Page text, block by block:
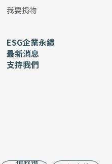
我要捐物
ESG企業永續
最新消息
支持我們
搶救遷